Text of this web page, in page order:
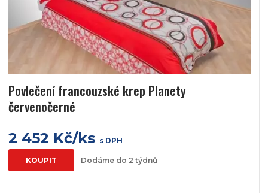
Povlečení francouzské krep Planety
červenočerné
2 452 Kč/ks s DPH
KOUPIT Dodáme do 2 týdnů